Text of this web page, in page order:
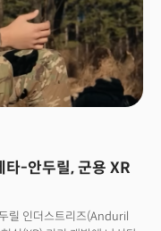
받아들였다. 2014년 3월
스를 인수, ‘실리콘밸리
었다.
타-안두릴, 군용 XR
릴 인더스트리즈(Anduril